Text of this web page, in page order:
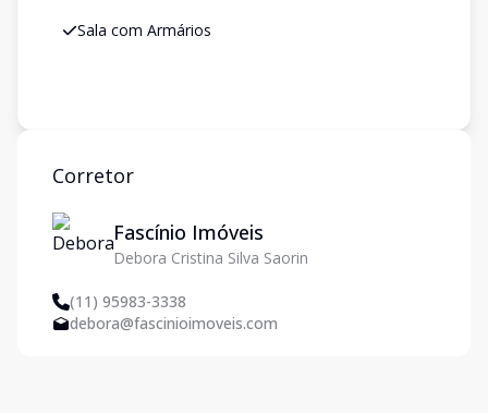
Sala com Armários
Corretor
Fascínio Imóveis
Debora Cristina Silva Saorin
(11) 95983-3338
debora@fascinioimoveis.com